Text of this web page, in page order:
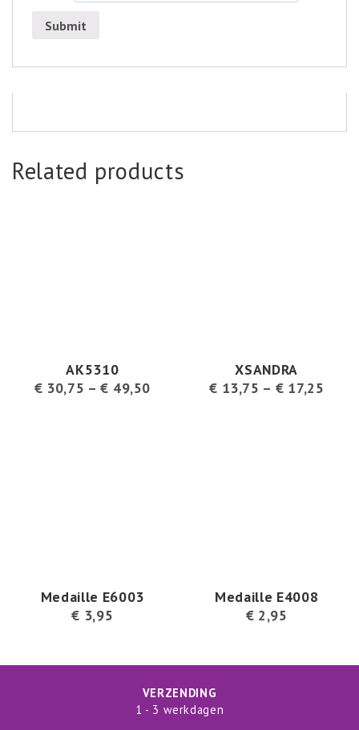
Related products
AK5310
€ 30,75 –€ 49,50
XSANDRA
€ 13,75 – € 17,25
Medaille E6003
€ 3,95
Medaille E4008
€ 2,95
VERZENDING
1 - 3 werkdagen